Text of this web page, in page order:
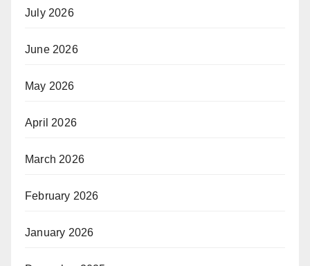
July 2026
June 2026
May 2026
April 2026
March 2026
February 2026
January 2026